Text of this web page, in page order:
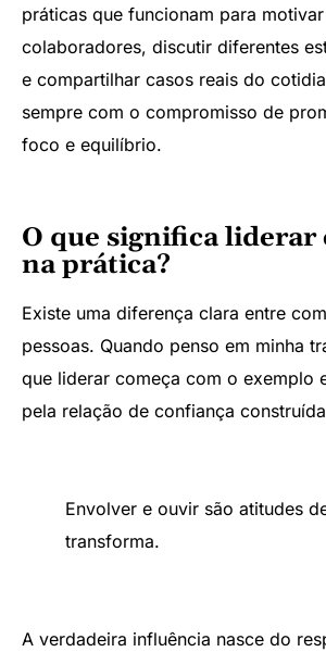
práticas que funcionam para
colaboradores, discutir diferentes
e compartilhar casos reais do
sempre com o compromisso de
foco e equilíbrio.
O que significa liderar
na prática?
Existe uma diferença clara entre
pessoas. Quando penso em minha
que liderar começa com o exemplo
pela relação de confiança
Envolver e ouvir são atitudes
transforma.
A verdadeira influência nasce do